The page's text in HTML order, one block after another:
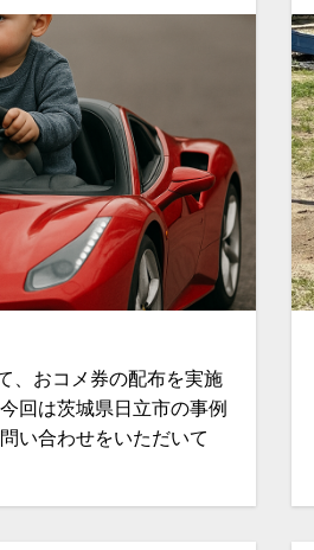
、おコメ券の配布を実施
回は茨城県日立市の事例
い合わせをいただいて